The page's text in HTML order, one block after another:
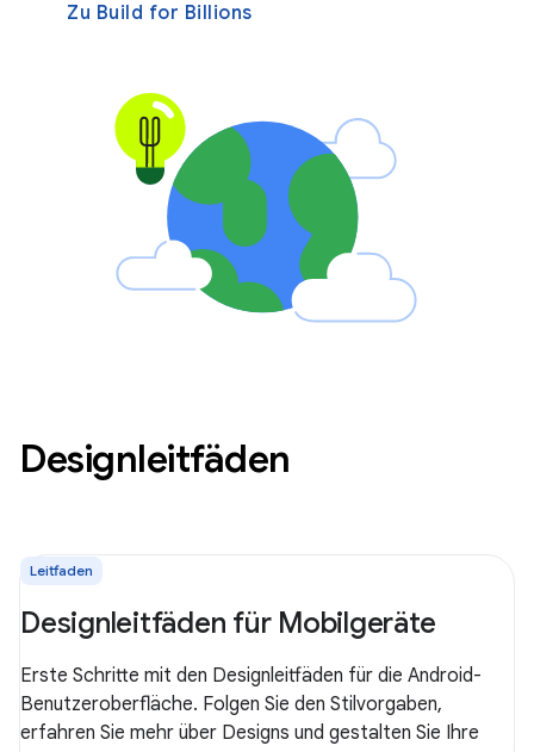
Zu Build for Billions
Designleitfäden
Leitfaden
Designleitfäden für Mobilgeräte
Erste Schritte mit den Designleitfäden für die Android-
Benutzeroberfläche. Folgen Sie den Stilvorgaben,
erfahren Sie mehr über Designs und gestalten Sie Ihre